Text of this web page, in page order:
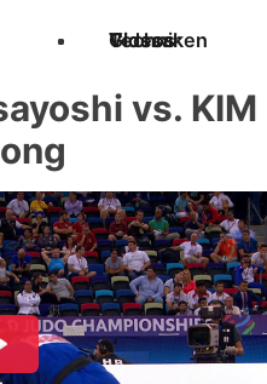
Techniken
Videos
Glossar
vs. KIM